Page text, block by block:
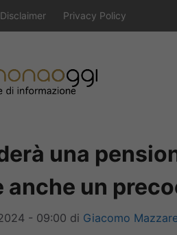
Disclaimer Privacy Policy
una
anche un
- 09:00 di Giacomo